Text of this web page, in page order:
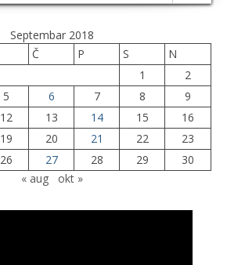
Septembar 2018
Č P S
N
1
2
5 6 7 8
9
12 13 14 15
16
19 20 21 22
23
26 27 28 29
30
« aug
okt »